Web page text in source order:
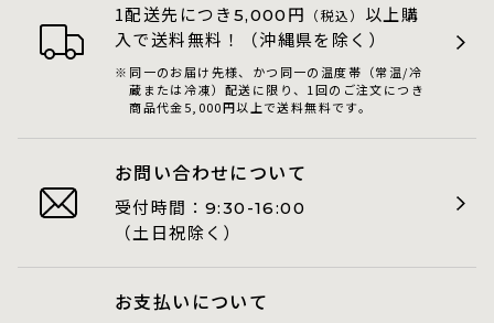
1配送先につき 5,000 円 （税込） 以上購
入で送料無料！（沖縄県を除く）
同一のお届け先様、かつ同一の温度帯（常温/冷
蔵または冷凍）配送に限り、1回のご注文につき
商品代金5,000円以上で送料無料です。
お問い合わせについて
受付時間： 9:30-16:00
（土日祝除く）
お支払いについて